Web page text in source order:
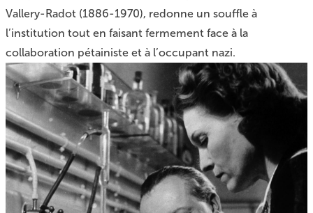
Vallery-Radot (1886-1970), redonne un souffle à
l’institution tout en faisant fermement face à la
collaboration pétainiste et à l’occupant nazi.